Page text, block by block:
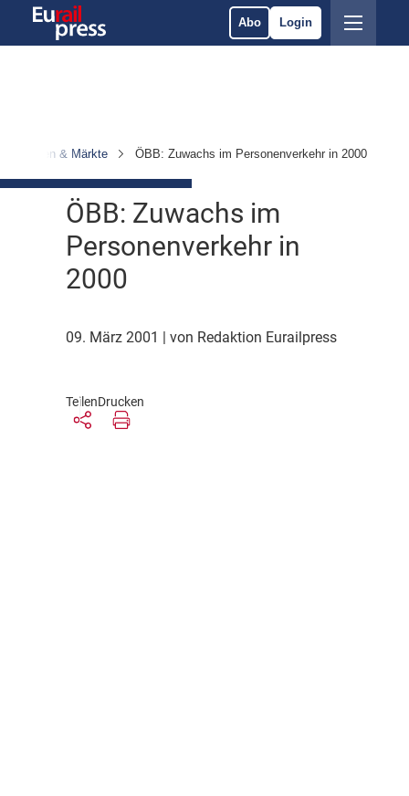
Abo Login
& Märkte ÖBB: Zuwachs im Personenverkehr in 2000
ÖBB: Zuwachs im
Personenverkehr in
2000
09. März 2001 | von Redaktion Eurailpress
TeilenDrucken